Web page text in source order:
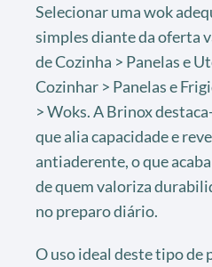
Selecionar uma wok
simples diante da oferta
de Cozinha > Panelas e
Cozinhar > Panelas e
> Woks. A Brinox
que alia capacidade e
antiaderente, o que
de quem valoriza
no preparo diário.
O uso ideal deste tipo de